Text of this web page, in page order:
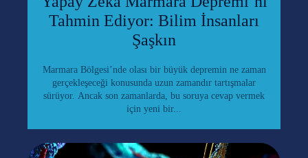
Tahmin Ediyor: Bilim İnsanları
Şaşkın
Marmara Bölgesi’nde olası bir büyük depremin ne zaman
gerçekleşeceği konusunda uzun zamandır tartışmalar
sürüyor. Ancak son zamanlarda, bu soruya cevap vermek
için yeni bir...